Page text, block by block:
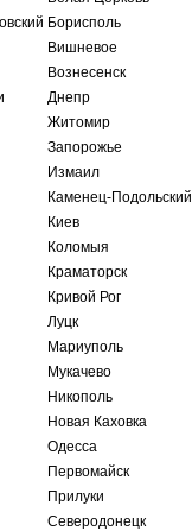
Борисполь
Вишневое
Вознесенск
Днепр
Житомир
Запорожье
Измаил
Каменец-Подольский
Киев
Коломыя
Краматорск
Кривой Рог
Луцк
Мариуполь
Мукачево
Никополь
Новая Каховка
Одесса
Первомайск
Прилуки
Северодонецк